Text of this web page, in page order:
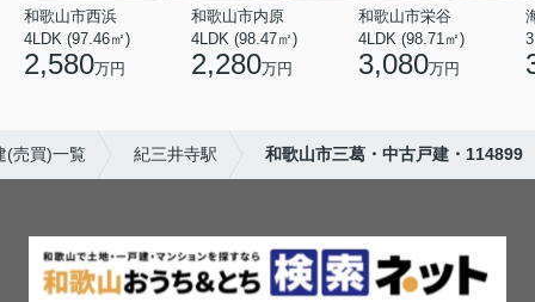
和歌山市西浜
4LDK (97.46㎡)
2,580万円
和歌山市内原
4LDK (98.47㎡)
2,280万円
和歌山市栄谷
4LDK (98.71㎡)
3,080万円
(売買)一覧 紀三井寺駅 和歌山市三葛・中古戸建・114899